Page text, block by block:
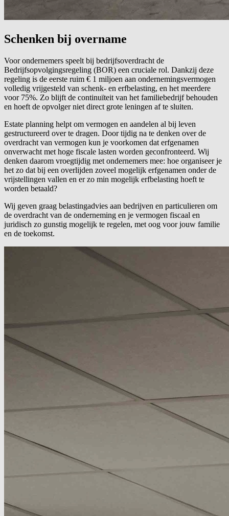
Schenken bij overname
Voor ondernemers speelt bij bedrijfsoverdracht de
Bedrijfsopvolgingsregeling (BOR) een cruciale rol. Dankzij deze
regeling is de eerste ruim € 1 miljoen aan ondernemingsvermogen
volledig vrijgesteld van schenk- en erfbelasting, en het meerdere
voor 75%. Zo blijft de continuïteit van het familiebedrijf behouden
en hoeft de opvolger niet direct grote leningen af te sluiten.
Estate planning helpt om vermogen en aandelen al bij leven
gestructureerd over te dragen. Door tijdig na te denken over de
overdracht van vermogen kun je voorkomen dat erfgenamen
onverwacht met hoge fiscale lasten worden geconfronteerd. Wij
denken daarom vroegtijdig met ondernemers mee: hoe organiseer je
het zo dat bij een overlijden zoveel mogelijk erfgenamen onder de
vrijstellingen vallen en er zo min mogelijk erfbelasting hoeft te
worden betaald?
Wij geven graag belastingadvies aan bedrijven en particulieren om
de overdracht van de onderneming en je vermogen fiscaal en
juridisch zo gunstig mogelijk te regelen, met oog voor jouw familie
en de toekomst.